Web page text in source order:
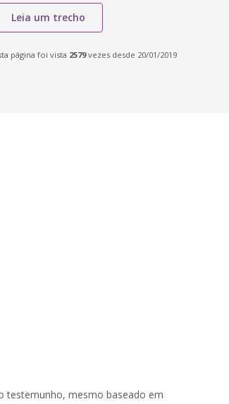
Leia um trecho
página foi vista 2579vezes desde 20/01/2019
testemunho, mesmo baseado em